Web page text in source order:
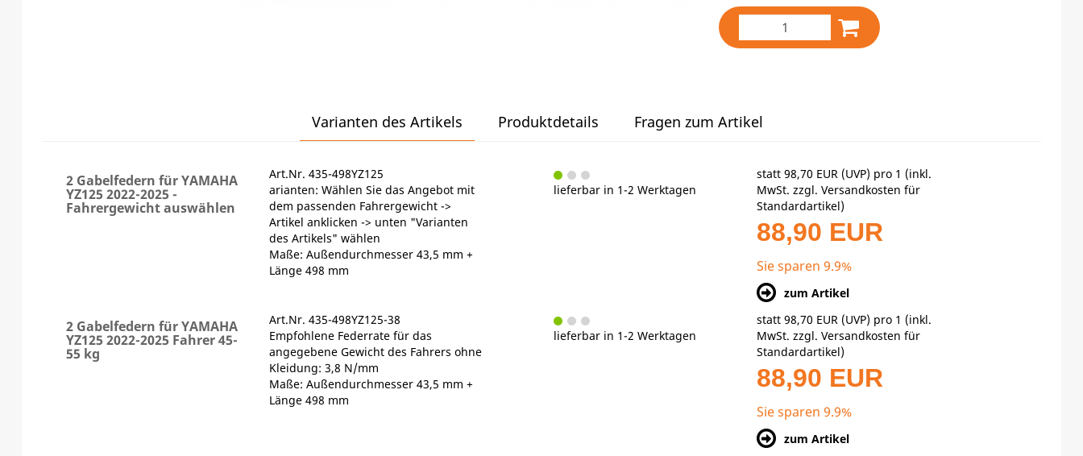
Varianten des Artikels Produktdetails Fragen zum Artikel
2 Gabelfedern für YAMAHA
YZ125 2022-2025 -
Fahrergewicht auswählen
Art.Nr. 435-498YZ125
arianten: Wählen Sie das Angebot mit
dem passenden Fahrergewicht ->
Artikel anklicken -> unten "Varianten
des Artikels" wählen
Maße: Außendurchmesser 43,5 mm +
Länge 498 mm
lieferbar in 1-2 Werktagen
statt98,70 EUR (UVP) pro 1 (inkl.
MwSt. zzgl.Versandkosten für
Standardartikel)
88,90 EUR
Sie sparen 9.9%
zum Artikel
2 Gabelfedern für YAMAHA
YZ125 2022-2025 Fahrer 45-
55 kg
Art.Nr. 435-498YZ125-38
Empfohlene Federrate für das
angegebene Gewicht des Fahrers ohne
Kleidung: 3,8 N/mm
Maße: Außendurchmesser 43,5 mm +
Länge 498 mm
lieferbar in 1-2 Werktagen
statt98,70 EUR (UVP) pro 1 (inkl.
MwSt. zzgl.Versandkosten für
Standardartikel)
88,90 EUR
Sie sparen 9.9%
zum Artikel